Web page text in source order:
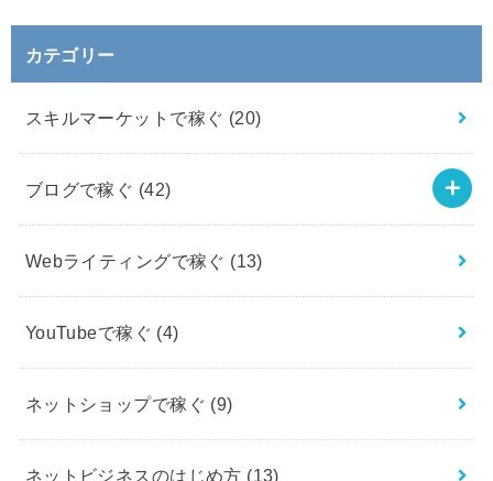
カテゴリー
スキルマーケットで稼ぐ (20)
ブログで稼ぐ (42)
Webライティングで稼ぐ (13)
YouTubeで稼ぐ (4)
ネットショップで稼ぐ (9)
ネットビジネスのはじめ方 (13)